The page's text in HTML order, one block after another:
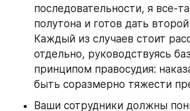
последовательности, я все-
полутона и готов дать
Каждый из случаев стоит
отдельно, руководствуясь
принципом правосудия:
быть соразмерно тяжести
Ваши сотрудники должны